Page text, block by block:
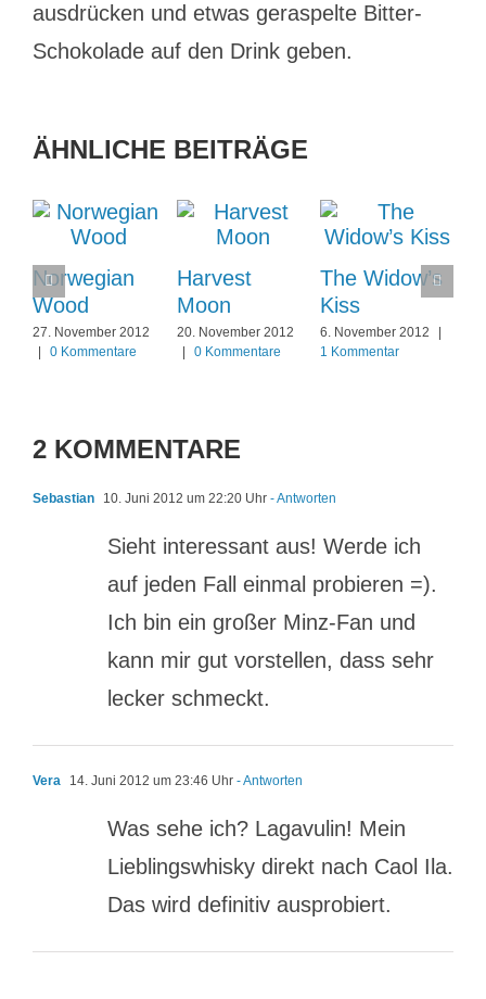
ausdrücken und etwas geraspelte Bitter-
Schokolade auf den Drink geben.
ÄHNLICHE BEITRÄGE
Norwegian
Wood
27. November 2012
|
0 Kommentare
Harvest
Moon
20. November 2012
|
0 Kommentare
The Widow’s
Kiss
6. November 2012
|
1 Kommentar
2 KOMMENTARE
Sebastian 10. Juni 2012 um 22:20 Uhr - Antworten
Sieht interessant aus! Werde ich
auf jeden Fall einmal probieren =).
Ich bin ein großer Minz-Fan und
kann mir gut vorstellen, dass sehr
lecker schmeckt.
Vera 14. Juni 2012 um 23:46 Uhr - Antworten
Was sehe ich? Lagavulin! Mein
Lieblingswhisky direkt nach Caol Ila.
Das wird definitiv ausprobiert.